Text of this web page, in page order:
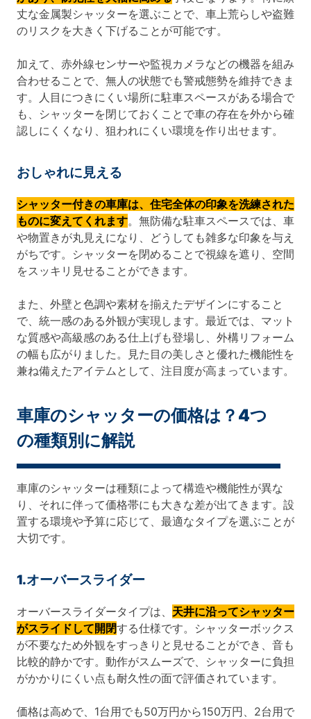
丈な金属製シャッターを選ぶことで、車上荒らしや盗難
のリスクを大きく下げることが可能です。
加えて、赤外線センサーや監視カメラなどの機器を組み
合わせることで、無人の状態でも警戒態勢を維持できま
す。人目につきにくい場所に駐車スペースがある場合で
も、シャッターを閉じておくことで車の存在を外から確
認しにくくなり、狙われにくい環境を作り出せます。
おしゃれに見える
シャッター付きの車庫は、住宅全体の印象を洗練された
ものに変えてくれます。無防備な駐車スペースでは、車
や物置きが丸見えになり、どうしても雑多な印象を与え
がちです。シャッターを閉めることで視線を遮り、空間
をスッキリ見せることができます。
また、外壁と色調や素材を揃えたデザインにすること
で、統一感のある外観が実現します。最近では、マット
な質感や高級感のある仕上げも登場し、外構リフォーム
の幅も広がりました。見た目の美しさと優れた機能性を
兼ね備えたアイテムとして、注目度が高まっています。
車庫のシャッターの価格は？4つ
の種類別に解説
車庫のシャッターは種類によって構造や機能性が異な
り、それに伴って価格帯にも大きな差が出てきます。設
置する環境や予算に応じて、最適なタイプを選ぶことが
大切です。
1.オーバースライダー
オーバースライダータイプは、 天井に沿ってシャッター
がスライドして開閉する仕様です。シャッターボックス
が不要なため外観をすっきりと見せることができ、音も
比較的静かです。動作がスムーズで、シャッターに負担
がかかりにくい点も耐久性の面で評価されています。
価格は高めで、1台用でも50万円から150万円、2台用で